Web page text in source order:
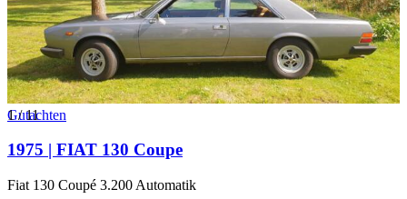
1/11
Gutachten
1975 | FIAT 130 Coupe
Fiat 130 Coupé 3.200 Automatik